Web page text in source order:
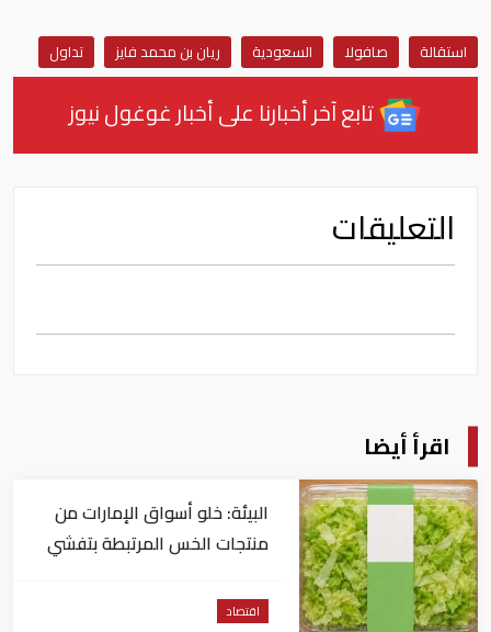
استقالة صافولا السعودية ريان بن محمد فايز تداول
تابع آخر أخبارنا على أخبار غوغول نيوز
التعليقات
اقرأ أيضا
البيئة: خلو أسواق الإمارات من
منتجات الخس المرتبطة بتفشي
اقتصاد